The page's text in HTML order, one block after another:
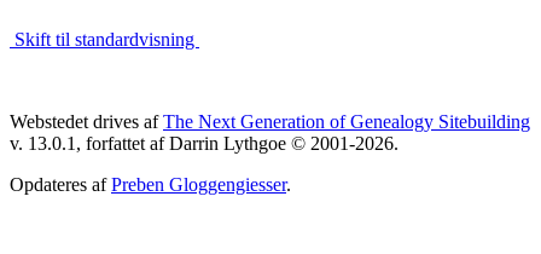
Skift til standardvisning
Webstedet drives afThe Next Generation of Genealogy Sitebuilding
v. 13.0.1, forfattet af Darrin Lythgoe © 2001-2026.
Opdateres afPreben Gloggengiesser.